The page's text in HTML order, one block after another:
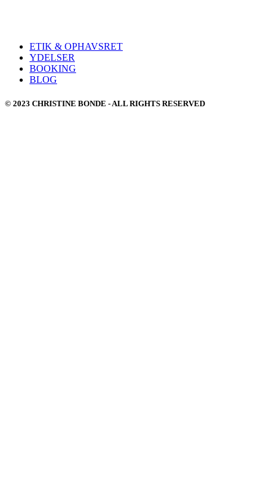
ETIK & OPHAVSRET
YDELSER
BOOKING
BLOG
© 2023 CHRISTINE BONDE - ALL RIGHTS RESERVED